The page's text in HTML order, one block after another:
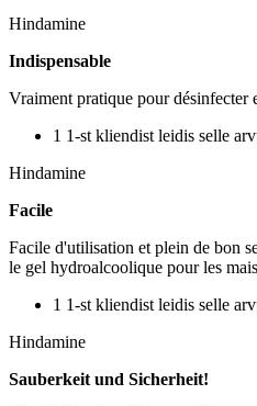
Hindamine
Indispensable
Vraiment pratique pour désinfecter
1 1-st kliendist leidis selle
Hindamine
Facile
Facile d'utilisation et plein de bon
le gel hydroalcoolique pour les
1 1-st kliendist leidis selle
Hindamine
Sauberkeit und Sicherheit!